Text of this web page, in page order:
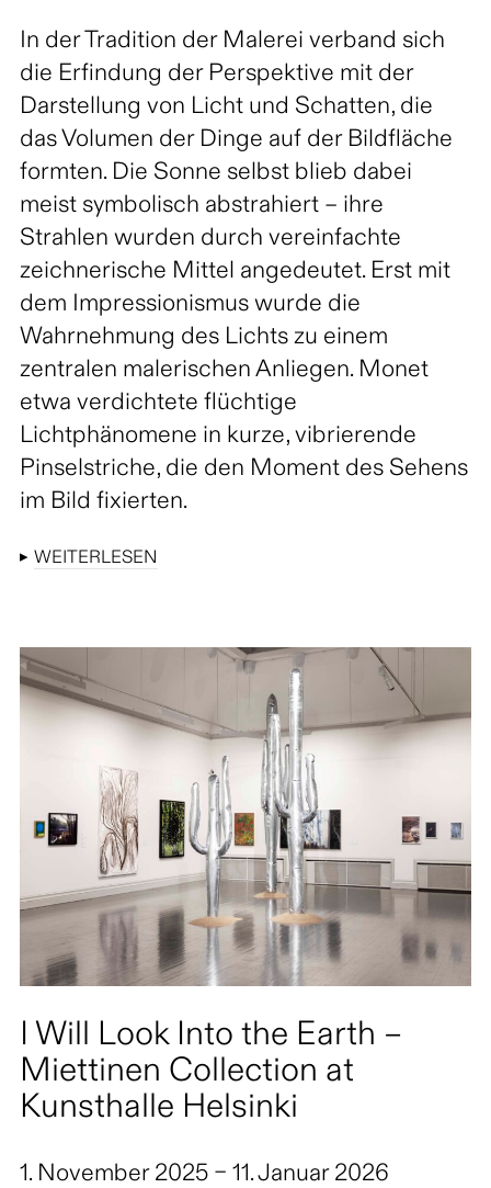
In der Tradition der Malerei verband sich
die Erfindung der Perspektive mit der
Darstellung von Licht und Schatten, die
das Volumen der Dinge auf der Bildfläche
formten. Die Sonne selbst blieb dabei
meist symbolisch abstrahiert – ihre
Strahlen wurden durch vereinfachte
zeichnerische Mittel angedeutet. Erst mit
dem Impressionismus wurde die
Wahrnehmung des Lichts zu einem
zentralen malerischen Anliegen. Monet
etwa verdichtete flüchtige
Lichtphänomene in kurze, vibrierende
Pinselstriche, die den Moment des Sehens
im Bild fixierten.
▸ WEITERLESEN
I Will Look Into the Earth –
Miettinen Collection at
Kunsthalle Helsinki
1. November 2025 – 11. Januar 2026